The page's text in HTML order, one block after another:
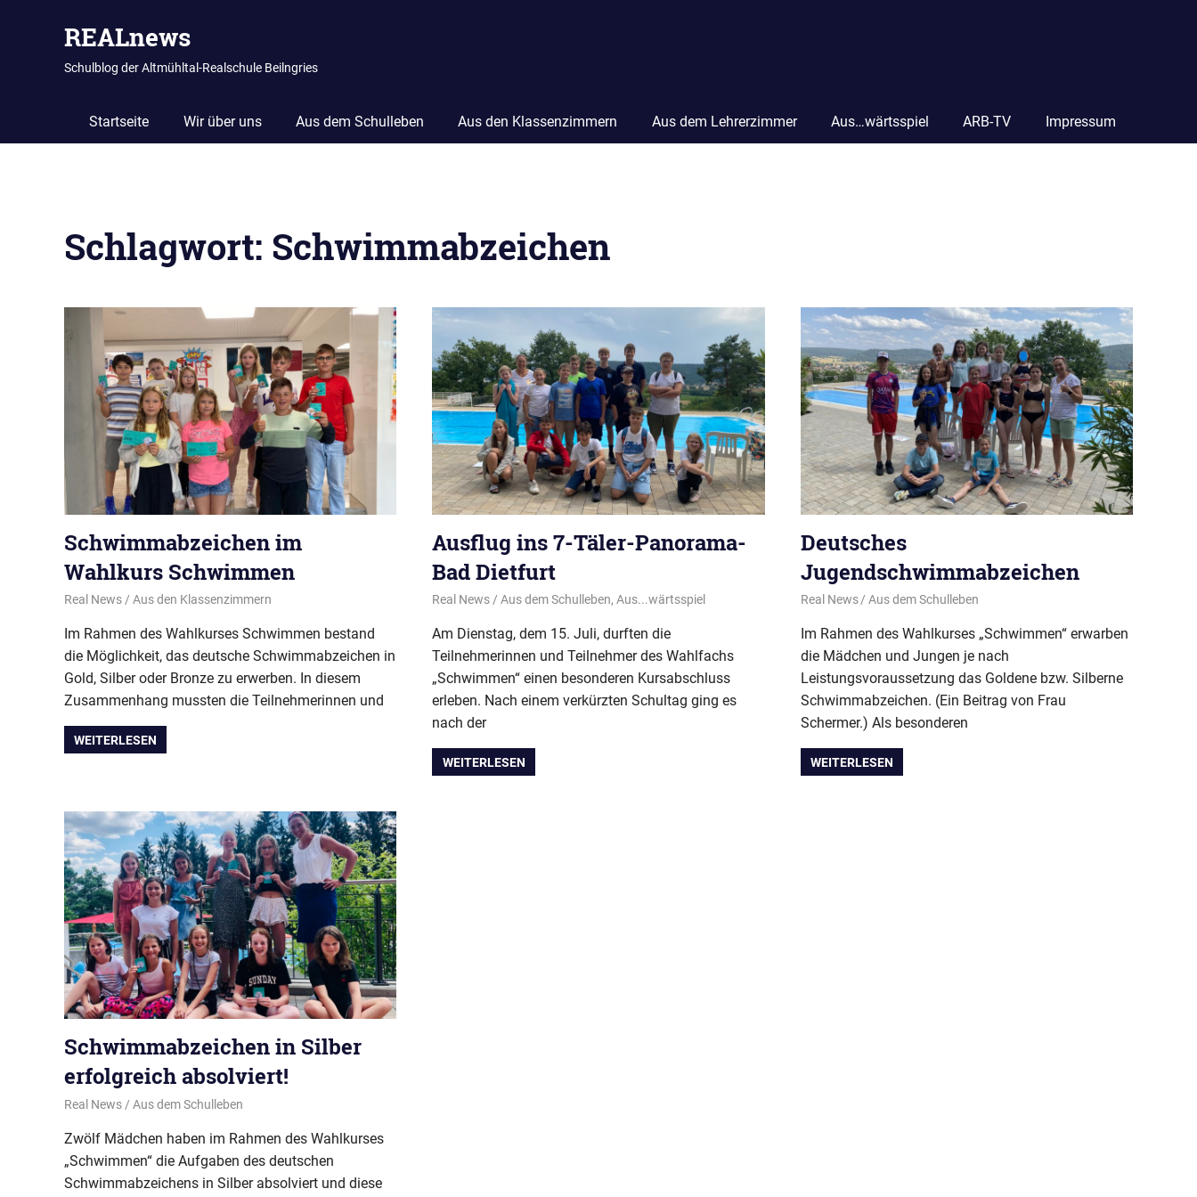
REALnews
Schulblog der Altmühltal-Realschule Beilngries
Startseite Wir über uns Aus dem Schulleben Aus den Klassenzimmern Aus dem Lehrerzimmer Aus…wärtsspiel ARB-TV Impressum
Schlagwort: Schwimmabzeichen
Schwimmabzeichen im
Wahlkurs Schwimmen
31. Juli 2025
Real News Aus den Klassenzimmern
Im Rahmen des Wahlkurses Schwimmen bestand
die Möglichkeit, das deutsche Schwimmabzeichen in
Gold, Silber oder Bronze zu erwerben. In diesem
Zusammenhang mussten die Teilnehmerinnen und
WEITERLESEN
Ausflug ins 7-Täler-Panorama-
Bad Dietfurt
21. Juli 2025
Real News Aus dem Schulleben,Aus...wärtsspiel
Am Dienstag, dem 15. Juli, durften die
Teilnehmerinnen und Teilnehmer des Wahlfachs
„Schwimmen“ einen besonderen Kursabschluss
erleben. Nach einem verkürzten Schultag ging es
nach der
WEITERLESEN
Deutsches
Jugendschwimmabzeichen
19. Juli 2023
Real News Aus dem Schulleben
Im Rahmen des Wahlkurses „Schwimmen“ erwarben
die Mädchen und Jungen je nach
Leistungsvoraussetzung das Goldene bzw. Silberne
Schwimmabzeichen. (Ein Beitrag von Frau
Schermer.) Als besonderen
WEITERLESEN
Schwimmabzeichen in Silber
erfolgreich absolviert!
26. Juli 2022
Real News Aus dem Schulleben
Zwölf Mädchen haben im Rahmen des Wahlkurses
„Schwimmen“ die Aufgaben des deutschen
Schwimmabzeichens in Silber absolviert und diese